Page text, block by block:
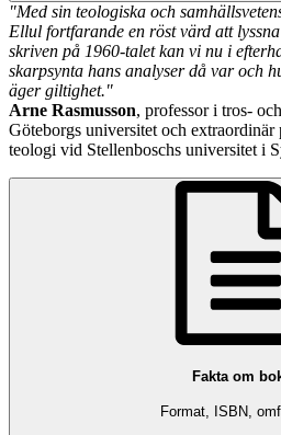
"Med sin teologiska och
Ellul fortfarande en röst värd att
skriven på 1960-talet kan vi nu i
skarpsynta hans analyser då var och
äger giltighet."
Arne Rasmusson, professor i tros-
Göteborgs universitet och extraordinär
teologi vid Stellenboschs universitet i
Fakta om
Format, ISBN,